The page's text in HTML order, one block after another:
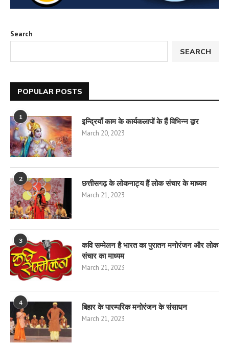
Search
SEARCH
POPULAR POSTS
1 इन्द्रियाँ काम के कार्यकलापों के हैं विभिन्न द्वार
March 20, 2023
2 छत्तीसगढ़ के लोकनाट्य हैं लोक संचार के माध्यम
March 21, 2023
3
कवि सम्मेलन है भारत का पुरातन मनोरंजन और लोक
संचार का माध्यम
March 21, 2023
4 बिहार के पारम्परिक मनोरंजन के संसाधन
March 21, 2023